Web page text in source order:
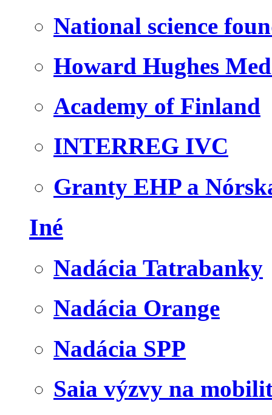
National science
Howard Hughes
Academy of Finland
INTERREG IVC
Granty EHP a
Iné
Nadácia Tatrabanky
Nadácia Orange
Nadácia SPP
Saia výzvy na